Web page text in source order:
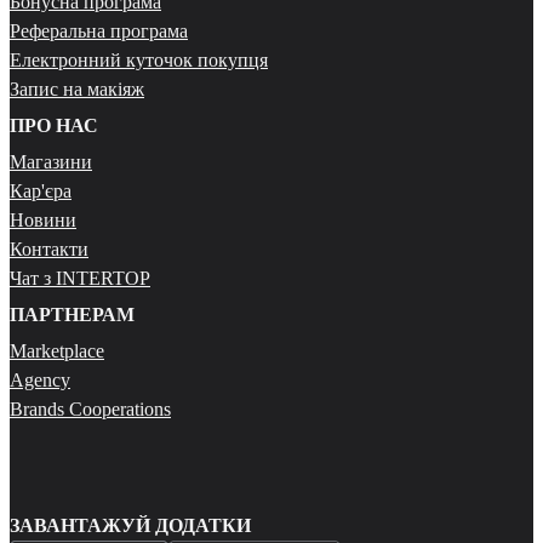
Реферальна програма
Електронний куточок покупця
Запис на макіяж
ПРО НАС
Магазини
Кар'єра
Новини
Контакти
Чат з INTERTOP
ПАРТНЕРАМ
Marketplace
Agency
Brands Cooperations
ЗАВАНТАЖУЙ ДОДАТКИ